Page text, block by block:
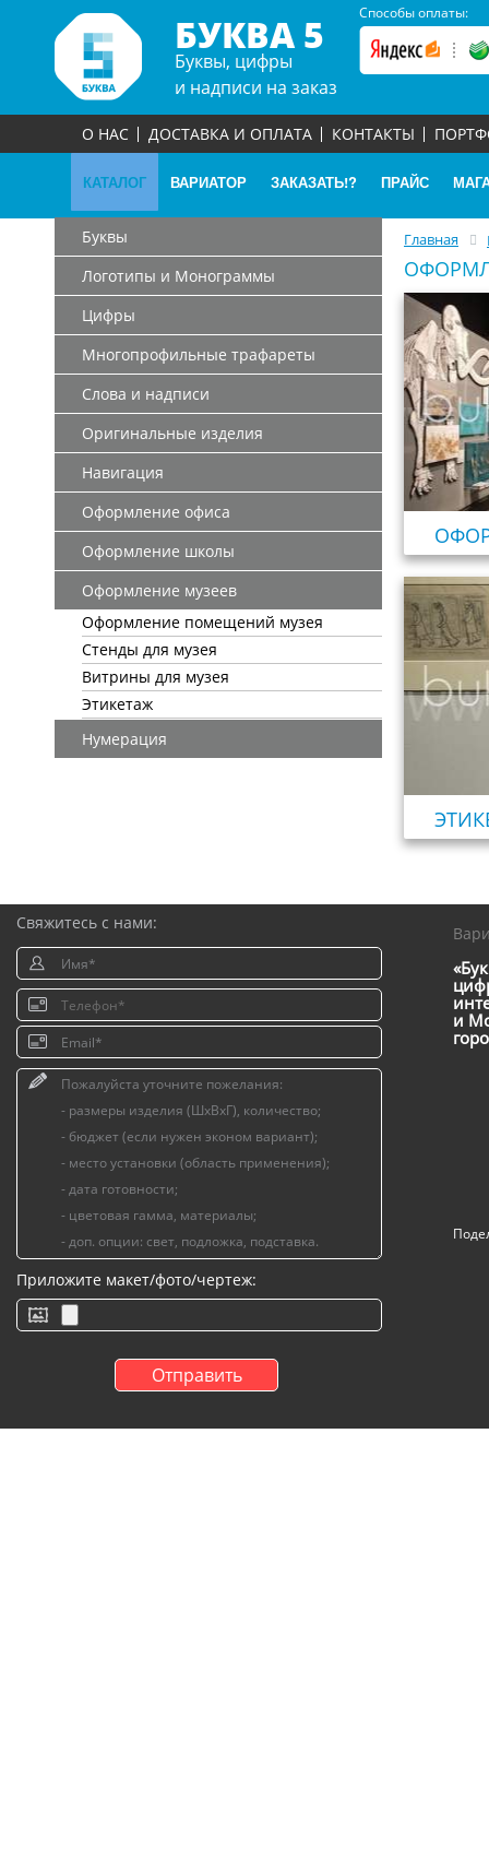
БУКВА 5
Буквы, цифры
и надписи на заказ
Способы оплаты:
О НАС ДОСТАВКА И ОПЛАТА КОНТАКТЫ
КАТАЛОГ ВАРИАТОР ЗАКАЗАТЬ!? ПРАЙС
Главная
Буквы
Логотипы и Монограммы
Цифры
Многопрофильные трафареты
Слова и надписи
Оригинальные изделия
Навигация
Оформление офиса
Оформление школы
Оформление музеев
Оформление помещений музея
Стенды для музея
Витрины для музея
Этикетаж
Нумерация
Свяжитесь с нами:
Приложите макет/фото/чертеж:
и